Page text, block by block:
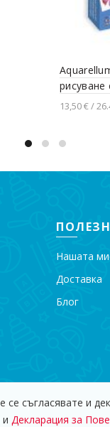
съгласявате и
и Декларация за
рисуване
13,50 € /
Нашата
Доставка
Блог
Играчки